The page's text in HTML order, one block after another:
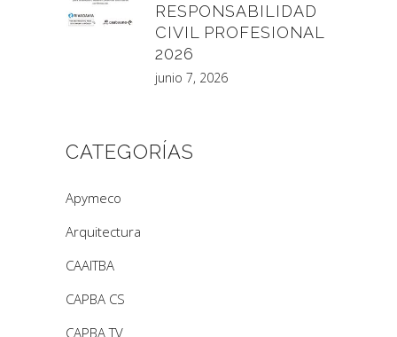
RESPONSABILIDAD
CIVIL PROFESIONAL
2026
junio 7, 2026
CATEGORÍAS
Apymeco
Arquitectura
CAAITBA
CAPBA CS
CAPBA TV